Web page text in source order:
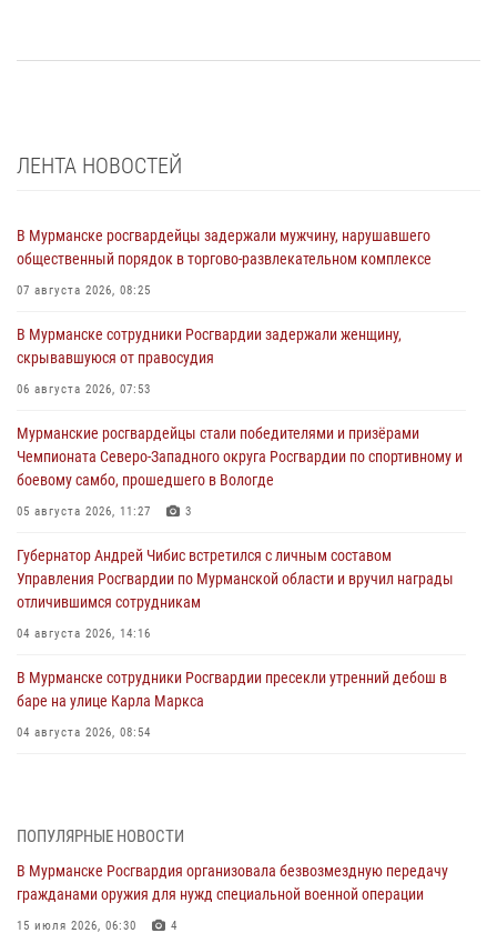
ЛЕНТА НОВОСТЕЙ
В Мурманске росгвардейцы задержали мужчину, нарушавшего
общественный порядок в торгово-развлекательном комплексе
07 августа 2026, 08:25
В Мурманске сотрудники Росгвардии задержали женщину,
скрывавшуюся от правосудия
06 августа 2026, 07:53
Мурманские росгвардейцы стали победителями и призёрами
Чемпионата Северо-Западного округа Росгвардии по спортивному и
боевому самбо, прошедшего в Вологде
05 августа 2026, 11:27 3
Губернатор Андрей Чибис встретился с личным составом
Управления Росгвардии по Мурманской области и вручил награды
отличившимся сотрудникам
04 августа 2026, 14:16
В Мурманске сотрудники Росгвардии пресекли утренний дебош в
баре на улице Карла Маркса
04 августа 2026, 08:54
03 августа 2026, 12:23 4
Сотрудники вневедомственной охраны Росгвардии пресекли
хулиганские действия дебошира на автозаправочной станции
города Кандалакши
ПОПУЛЯРНЫЕ НОВОСТИ
В Мурманске Росгвардия организовала безвозмездную передачу
гражданами оружия для нужд специальной военной операции
15 июля 2026, 06:30 4